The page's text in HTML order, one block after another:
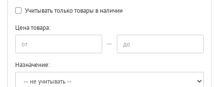
Учитывать только товары в наличии
Цена товара:
Назначение: